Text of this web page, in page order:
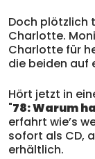
Doch plötzlich
Charlotte.
Charlotte für
die beiden auf
Hört jetzt in
"78: Warum
erfahrt wie’s
sofort als CD,
erhältlich.